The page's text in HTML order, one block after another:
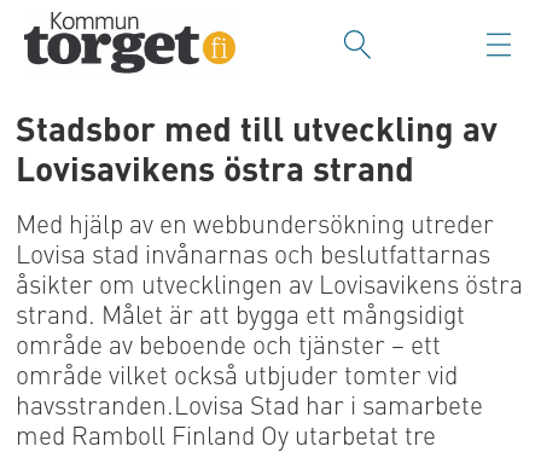
Stadsbor med till utveckling av
Lovisavikens östra strand
Med hjälp av en webbundersökning utreder
Lovisa stad invånarnas och beslutfattarnas
åsikter om utvecklingen av Lovisavikens östra
strand. Målet är att bygga ett mångsidigt
område av beboende och tjänster – ett
område vilket också utbjuder tomter vid
havsstranden.Lovisa Stad har i samarbete
med Ramboll Finland Oy utarbetat tre